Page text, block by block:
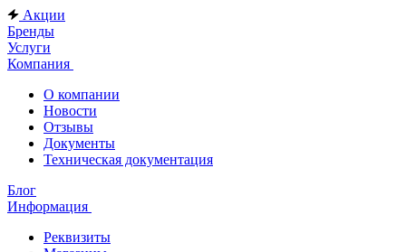
Акции
Бренды
Услуги
Компания
О компании
Новости
Отзывы
Документы
Техническая документация
Блог
Информация
Реквизиты